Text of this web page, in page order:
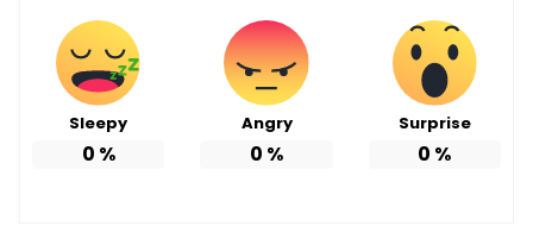
Sleepy
0 %
Angry
0 %
Surprise
0 %